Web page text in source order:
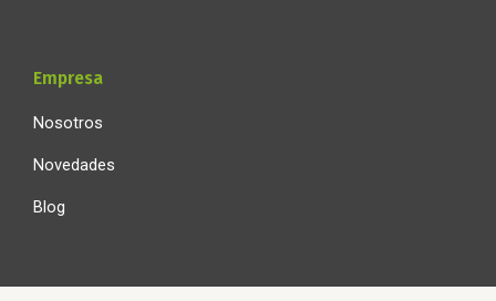
Empresa
Nosotros
Novedades
Blog